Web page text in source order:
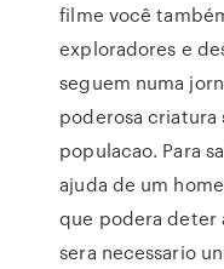
filme você
exploradores e
seguem numa
poderosa
populacao. Para
ajuda de um
que podera deter
sera necessario